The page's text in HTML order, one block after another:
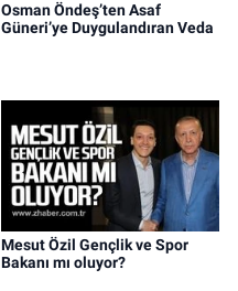
Osman Öndeş’ten Asaf
Güneri’ye Duygulandıran Veda
Mesut Özil Gençlik ve Spor
Bakanı mı oluyor?